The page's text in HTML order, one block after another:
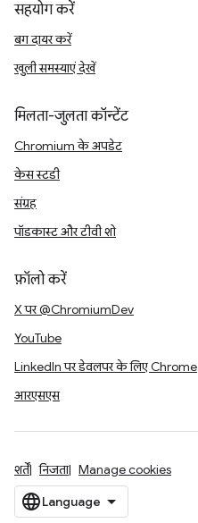
सहयोग करें
बग दायर करें
खुली समस्याएं देखें
मिलता-जुलता कॉन्टेंट
Chromium के अपडेट
केस स्टडी
संग्रह
पॉडकास्ट और टीवी शो
फ़ॉलो करें
X पर @ChromiumDev
YouTube
LinkedIn पर डेवलपर के लिए Chrome
आरएसएस
शर्तें निजता Manage cookies